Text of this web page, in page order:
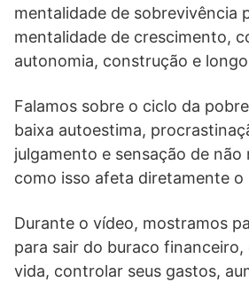
mentalidade de sobrevivência
mentalidade de crescimento,
autonomia, construção e
Falamos sobre o ciclo da
baixa autoestima,
julgamento e sensação de
como isso afeta diretamente o
Durante o vídeo, mostramos
para sair do buraco financeiro,
vida, controlar seus gastos,